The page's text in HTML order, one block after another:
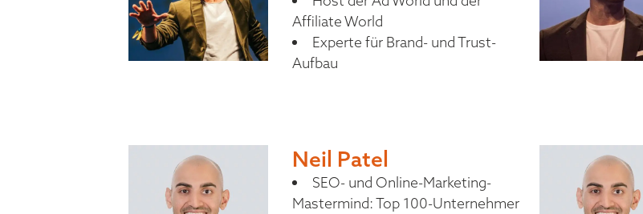
Affiliate World
Experte für Brand- und Trust-
Aufbau
Neil Patel
SEO- und Online-Marketing-
Mastermind: Top 100-Unternehmer